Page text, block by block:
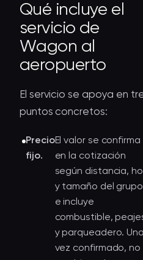
Qué incluye el
servicio de
Wagon al
aeropuerto
El servicio se apoya en
puntos concretos:
Precio
fijo.
El valor se confirma
en la cotización
según distancia,
y tamaño del
e incluye
combustible,
y parqueadero. Una
vez confirmado, no